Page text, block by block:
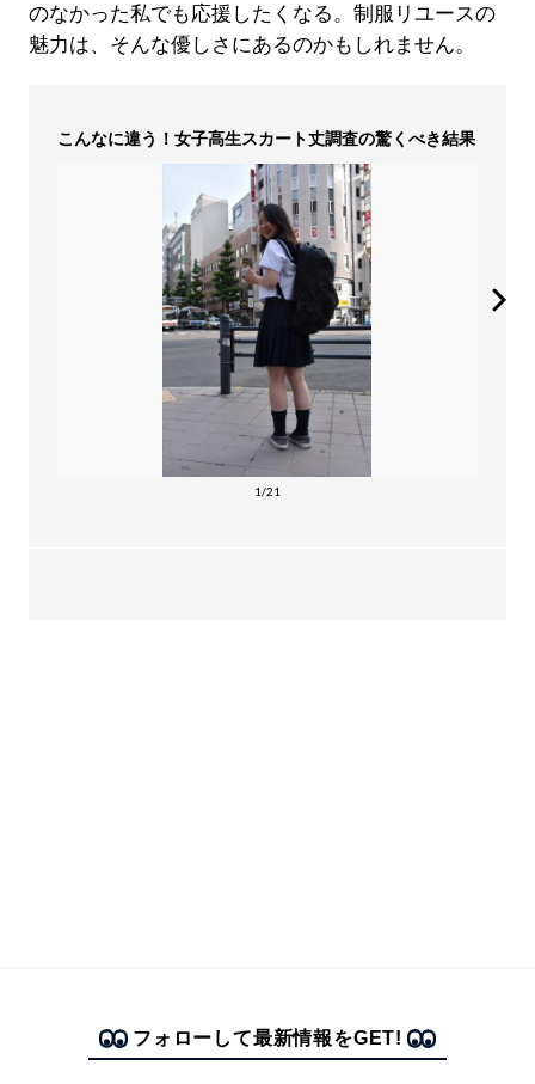
のなかった私でも応援したくなる。制服リユースの
魅力は、そんな優しさにあるのかもしれません。
こんなに違う！女子高生スカート丈調査の驚くべき結果
1/21
フォローして最新情報をGET!